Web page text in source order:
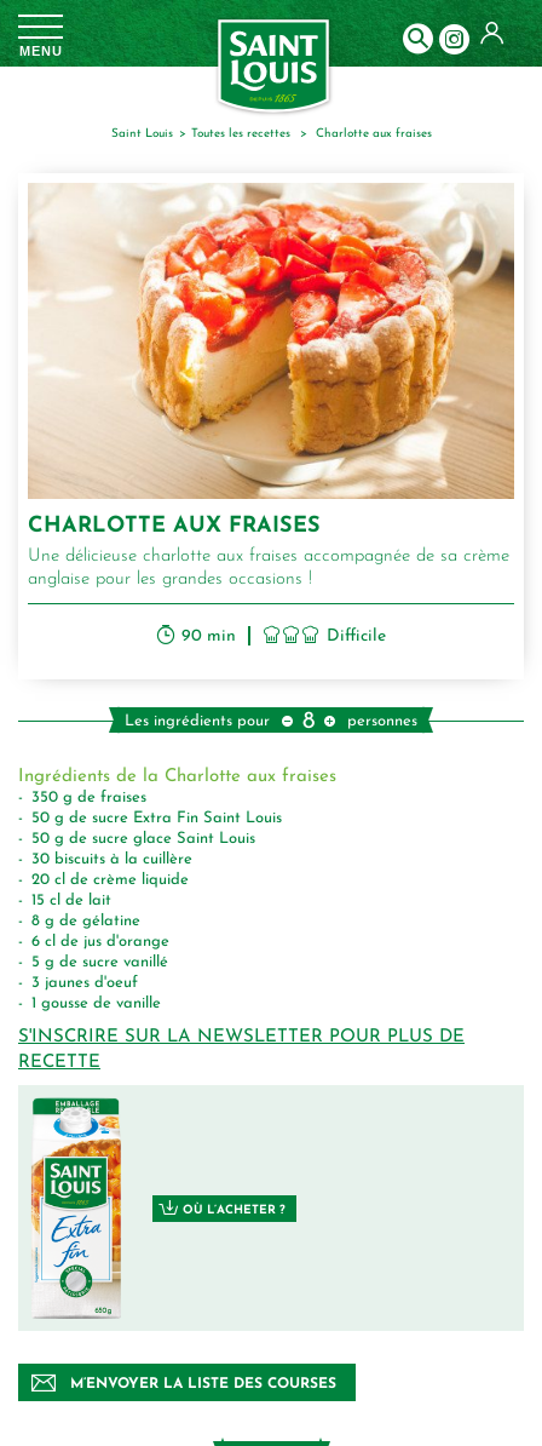
MENU
Saint Louis toutes les recettes charlotte aux fraises
CHARLOTTE AUX FRAISES
Une délicieuse charlotte aux fraises accompagnée de sa crème
anglaise pour les grandes occasions !
90 min Difficile
Les ingrédients pour 8 personnes
OÙ L’ACHETER ?
Ingrédients de la Charlotte aux fraises
350 g de fraises
50 g de sucre Extra Fin Saint Louis
50 g de sucre glace Saint Louis
30 biscuits à la cuillère
20 cl de crème liquide
15 cl de lait
8 g de gélatine
6 cl de jus d'orange
5 g de sucre vanillé
3 jaunes d'oeuf
1 gousse de vanille
M’ENVOYER LA LISTE DES COURSES
S'INSCRIRE SUR LA NEWSLETTER POUR PLUS DE
RECETTE
Panneau de gestion des cookies